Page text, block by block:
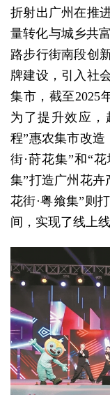
折射出广州在推
量转化与城乡共
路步行街南段创
牌建设，引入社
集市，截至2025
为了提升效应，
程”惠农集市改
街·莳花集”和“
集”打造广州花
花街·粤飨集”则
间，实现了线上